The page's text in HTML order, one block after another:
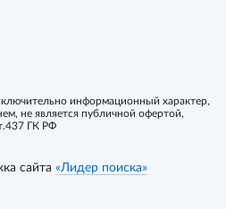
информационный характер,
не является публичной офертой,
ГК РФ
сайта «Лидер поиска»